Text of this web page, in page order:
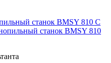
станок BMSY 810 C